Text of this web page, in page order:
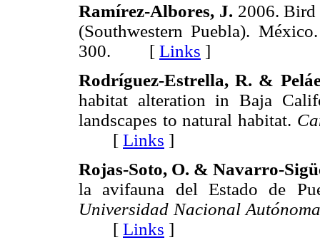
Ramírez-Albores, J. 2006.
(Southwestern Puebla).
300. [ Links ]
Rodríguez-Estrella, R. &
habitat alteration in Baja
landscapes to natural habitat.
[ Links ]
Rojas-Soto, O. & Navarro-
la avifauna del Estado de
Universidad Nacional
[ Links ]